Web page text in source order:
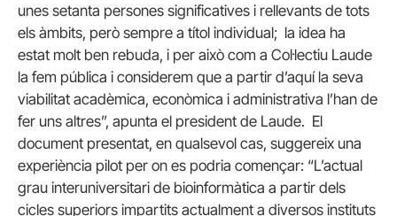
unes setanta persones significatives i rellevants de tots
els àmbits, però sempre a títol individual; la idea ha
estat molt ben rebuda, i per això com a Col·lectiu Laude
la fem pública i considerem que a partir d’aquí la seva
viabilitat acadèmica, econòmica i administrativa l’han de
fer uns altres”, apunta el president de Laude. El
document presentat, en qualsevol cas, suggereix una
experiència pilot per on es podria començar: “L’actual
grau interuniversitari de bioinformàtica a partir dels
cicles superiors impartits actualment a diversos instituts